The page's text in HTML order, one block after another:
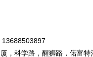
13688503897
，科学路，醒狮路，偌富特